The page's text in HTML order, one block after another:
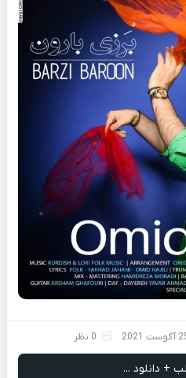
2021 0 نظر
+ دانلود ...